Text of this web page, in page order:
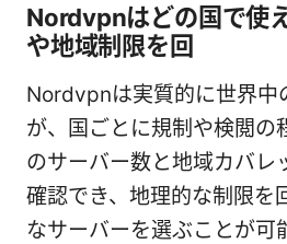
Nordvpnはどの国で使
や地域制限を回
Nordvpnは実質的に世界中
が、国ごとに規制や検閲の
のサーバー数と地域カバレ
確認でき、地理的な制限を
なサーバーを選ぶことが可